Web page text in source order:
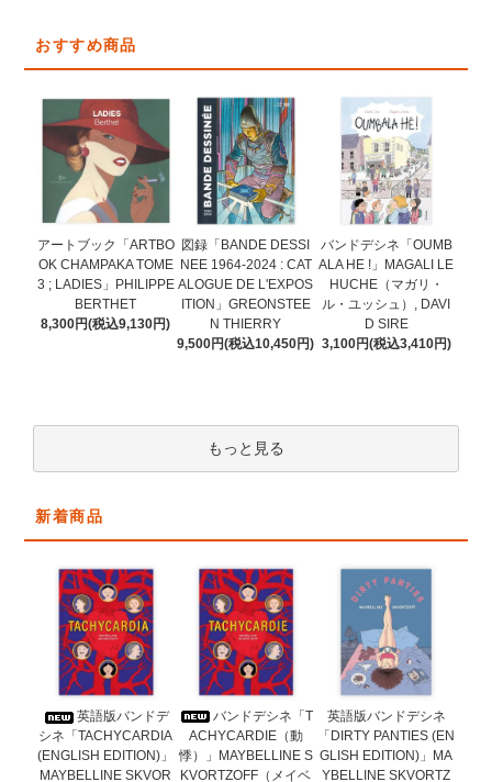
おすすめ商品
アートブック「ARTBO
OK CHAMPAKA TOME
3 ; LADIES」PHILIPPE
BERTHET
8,300円(税込9,130円)
図録「BANDE DESSI
NEE 1964-2024 : CAT
ALOGUE DE L'EXPOS
ITION」GREONSTEE
N THIERRY
9,500円(税込10,450円)
バンドデシネ「OUMB
ALA HE !」MAGALI LE
HUCHE（マガリ・
ル・ユッシュ）, DAVI
D SIRE
3,100円(税込3,410円)
もっと見る
新着商品
英語版バンドデ
シネ「TACHYCARDIA
(ENGLISH EDITION)」
MAYBELLINE SKVOR
バンドデシネ「T
ACHYCARDIE（動
悸）」MAYBELLINE S
KVORTZOFF（メイベ
英語版バンドデシネ
「DIRTY PANTIES (EN
GLISH EDITION)」MA
YBELLINE SKVORTZ